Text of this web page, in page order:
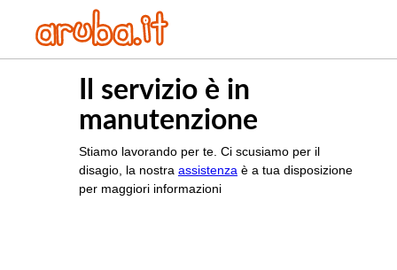
Il servizio è in
manutenzione
Stiamo lavorando per te. Ci scusiamo per il
disagio, la nostra assistenza è a tua disposizione
per maggiori informazioni